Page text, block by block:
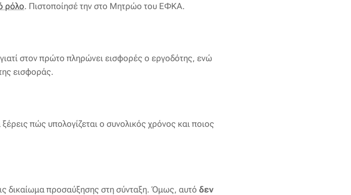
ρόλο. Πιστοποίησέ την στο Μητρώο του ΕΦΚΑ.
στον πρώτο πληρώνει εισφορές ο εργοδότης, ενώ
εισφοράς.
πώς υπολογίζεται ο συνολικός χρόνος και ποιος
δικαίωμα προσαύξησης στη σύνταξη. Όμως, αυτό δεν